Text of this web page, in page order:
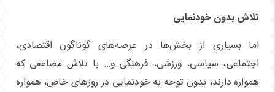
تلاش بدون خودنمایی
اما بسیاری از بخش‌ها در عرصه‌های گوناگون اقتصادی،
اجتماعی، سیاسی، ورزشی، فرهنگی و… با تلاش مضاعفی که
همواره دارند، بدون توجه به خودنمایی در روز‌های خاص، همواره